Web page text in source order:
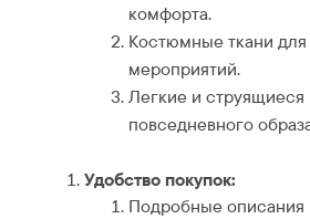
комфорта.
Костюмные ткани
мероприятий.
Легкие и
повседневного
Удобство покупок:
Подробные описания